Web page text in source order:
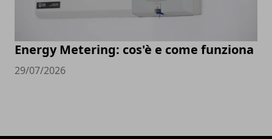
Energy Metering: cos'è e come funziona
29/07/2026